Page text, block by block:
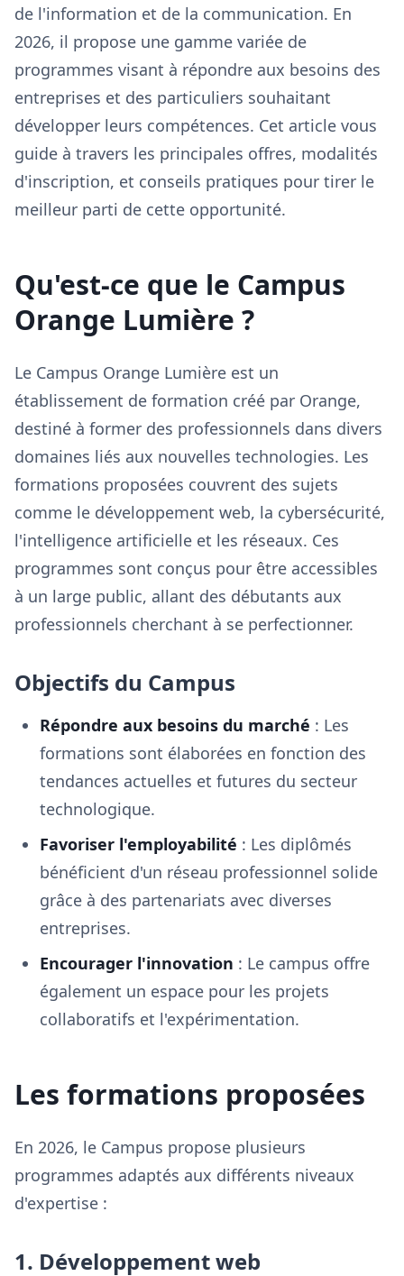
de l'information et de la communication. En
2026, il propose une gamme variée de
programmes visant à répondre aux besoins des
entreprises et des particuliers souhaitant
développer leurs compétences. Cet article vous
guide à travers les principales offres, modalités
d'inscription, et conseils pratiques pour tirer le
meilleur parti de cette opportunité.
Qu'est-ce que le Campus
Orange Lumière ?
Le Campus Orange Lumière est un
établissement de formation créé par Orange,
destiné à former des professionnels dans divers
domaines liés aux nouvelles technologies. Les
formations proposées couvrent des sujets
comme le développement web, la cybersécurité,
l'intelligence artificielle et les réseaux. Ces
programmes sont conçus pour être accessibles
à un large public, allant des débutants aux
professionnels cherchant à se perfectionner.
Objectifs du Campus
Répondre aux besoins du marché : Les
formations sont élaborées en fonction des
tendances actuelles et futures du secteur
technologique.
Favoriser l'employabilité : Les diplômés
bénéficient d'un réseau professionnel solide
grâce à des partenariats avec diverses
entreprises.
Encourager l'innovation : Le campus offre
également un espace pour les projets
collaboratifs et l'expérimentation.
Les formations proposées
En 2026, le Campus propose plusieurs
programmes adaptés aux différents niveaux
d'expertise :
1. Développement web